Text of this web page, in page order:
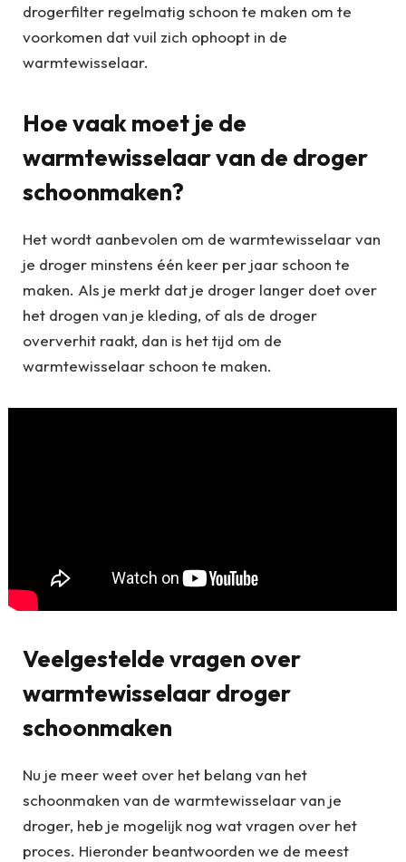
drogerfilter regelmatig schoon te maken om te
voorkomen dat vuil zich ophoopt in de
warmtewisselaar.
Hoe vaak moet je de
warmtewisselaar van de droger
schoonmaken?
Het wordt aanbevolen om de warmtewisselaar van
je droger minstens één keer per jaar schoon te
maken. Als je merkt dat je droger langer doet over
het drogen van je kleding, of als de droger
oververhit raakt, dan is het tijd om de
warmtewisselaar schoon te maken.
Veelgestelde vragen over
warmtewisselaar droger
schoonmaken
Nu je meer weet over het belang van het
schoonmaken van de warmtewisselaar van je
droger, heb je mogelijk nog wat vragen over het
proces. Hieronder beantwoorden we de meest